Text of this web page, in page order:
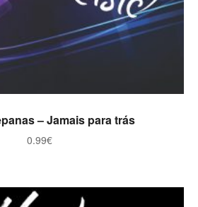
ADICIONAR
– Jamais para trás
0.99€